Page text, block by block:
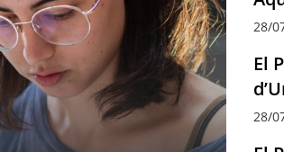
28/
El
28/